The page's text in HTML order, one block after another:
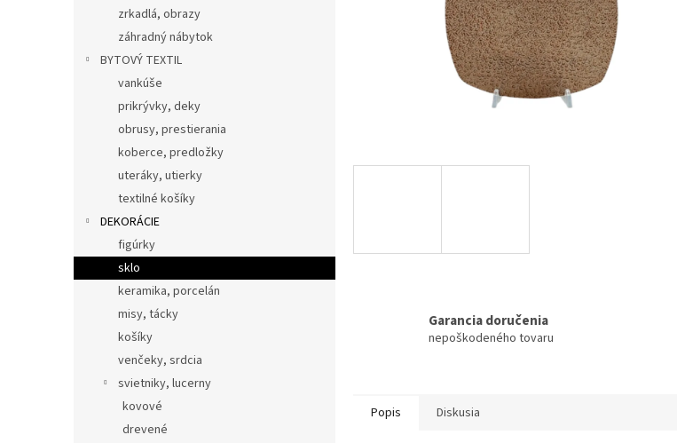
zrkadlá, obrazy
záhradný nábytok
BYTOVÝ TEXTIL
vankúše
prikrývky, deky
obrusy, prestierania
koberce, predložky
uteráky, utierky
textilné košíky
DEKORÁCIE
figúrky
sklo
keramika, porcelán
misy, tácky
košíky
venčeky, srdcia
svietniky, lucerny
kovové
drevené
Garancia doručenia
nepoškodeného tovaru
Popis Diskusia